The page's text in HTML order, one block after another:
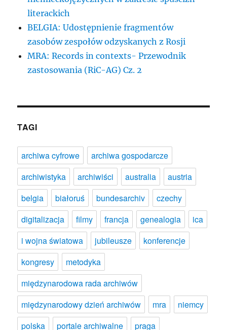
literackich
BELGIA: Udostępnienie fragmentów
zasobów zespołów odzyskanych z Rosji
MRA: Records in contexts- Przewodnik
zastosowania (RiC-AG) Cz. 2
TAGI
archiwa cyfrowe
archiwa gospodarcze
archiwistyka
archiwiści australia
austria
belgia
białoruś bundesarchiv
czechy
digitalizacja
filmy francja genealogia
ica
i wojna światowa
jubileusze
konferencje
kongresy
metodyka
międzynarodowa rada archiwów
międzynarodowy dzień archiwów
mra
niemcy
polska
portale archiwalne praga